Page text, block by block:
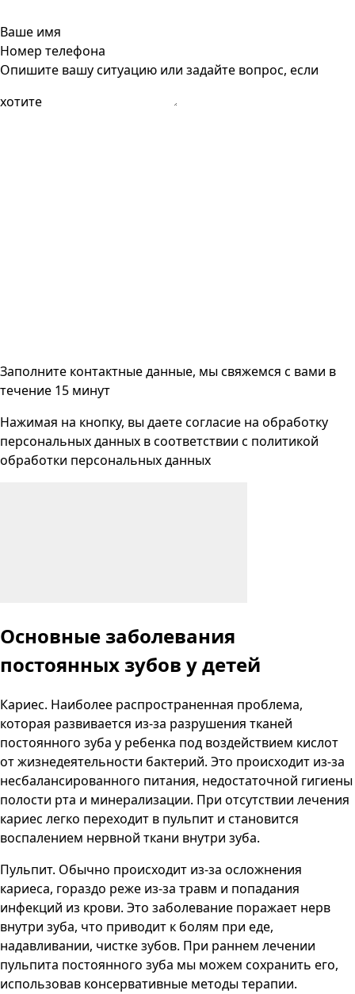
Ваше имя
Номер телефона
Опишите вашу ситуацию или задайте вопрос, если
хотите
Заполните контактные данные, мы свяжемся с вами в
течение 15 минут
Нажимая на кнопку, вы даете согласие на обработку
персональных данных в соответствии с политикой
обработки персональных данных
Основные заболевания
постоянных зубов у детей
Кариес. Наиболее распространенная проблема,
которая развивается из-за разрушения тканей
постоянного зуба у ребенка под воздействием кислот
от жизнедеятельности бактерий. Это происходит из-за
несбалансированного питания, недостаточной гигиены
полости рта и минерализации. При отсутствии лечения
кариес легко переходит в пульпит и становится
воспалением нервной ткани внутри зуба.
Пульпит. Обычно происходит из-за осложнения
кариеса, гораздо реже из-за травм и попадания
инфекций из крови. Это заболевание поражает нерв
внутри зуба, что приводит к болям при еде,
надавливании, чистке зубов. При раннем лечении
пульпита постоянного зуба мы можем сохранить его,
использовав консервативные методы терапии.